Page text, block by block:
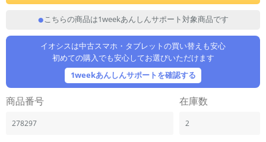
こちらの商品は1weekあんしんサポート対象商品です
イオシスは中古スマホ・タブレットの買い替えも安心
初めての購入でも安心してお選びいただけます
1weekあんしんサポートを確認する
商品番号
278297
在庫数
2
「iPhone」「Xperia」「Galaxy」など
「Apple」「SONY」「SHARP」など
商品の搭載機能による絞り込み
ドライブの絞り込み